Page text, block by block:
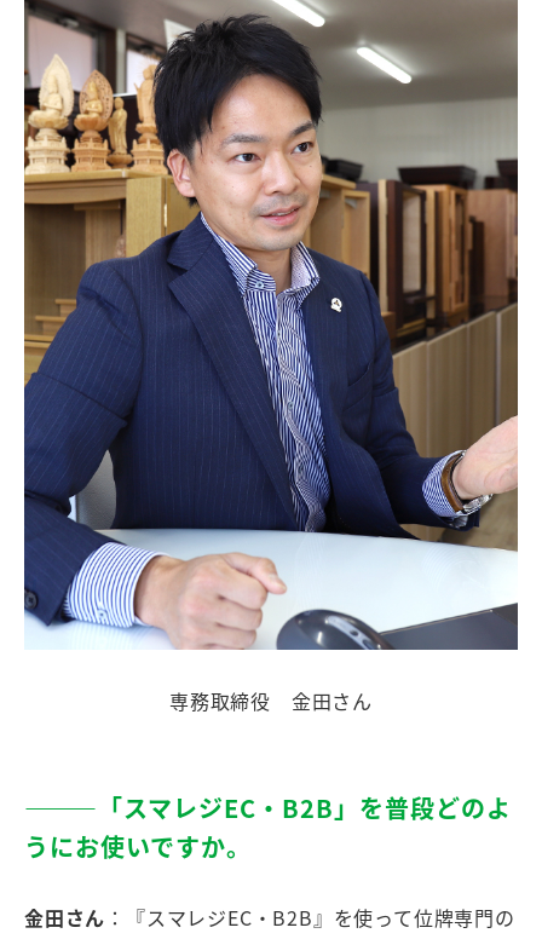
専務取締役 金田さん
―――「スマレジEC・B2B」を普段どのよ
うにお使いですか。
金田さん ：『スマレジEC・B2B』を使って位牌専門の